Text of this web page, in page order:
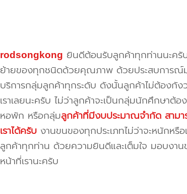
rodsongkong ยินดีต้อนรับลูกค้าทุกท่านนะครับ
ย้ายของทุกชนิดด้วยคุณภาพ ด้วยประสบการณ์ม
บริการกลุ่มลูกค้าทุกระดับ ดังนั้นลูกค้าไม่ต้องกังว
เราเลยนะครับ ไม่ว่าลูกค้าจะเป็นกลุ่มนักศึกษาต้
หอพัก หรือกลุ่มลูกค้าที่มีงบประมาณจำกัด สาม
เราได้ครับงานขนของทุกประเภทไม่ว่าจะหนักหรือ
ลูกค้าทุกท่าน ด้วยความยินดีและเต็มใจ มอบงาน
หน้าที่เรานะครับ